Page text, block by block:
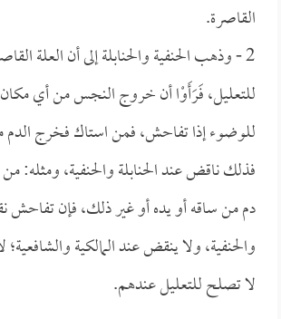
القاصرة.
2 - وذهب الحنفية والحنابلة إلى أن العلة
للتعليل، فَرَأَوْا أن خروج النجس من أي
للوضوء إذا تفاحش، فمن استاك فخرج الدم
فذلك ناقض عند الحنابلة والحنفية،
دم من ساقه أو يده أو غير ذلك، فإن تفاحش
والحنفية، ولا ينقض عند المالكية والشافعية؛
لا تصلح للتعليل عندهم.